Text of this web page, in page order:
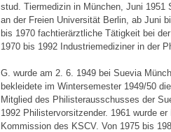
stud. Tiermedizin in München, Juni 1951
an der Freien Universität Berlin, ab Juni
bis 1970 fachtierärztliche Tätigkeit bei
1970 bis 1992 Industriemediziner in der
G. wurde am 2. 6. 1949 bei Suevia
bekleidete im Wintersemester 1949/50
Mitglied des Philisterausschusses der
1992 Philistervorsitzender. 1961 wurde
Kommission des KSCV. Von 1975 bis